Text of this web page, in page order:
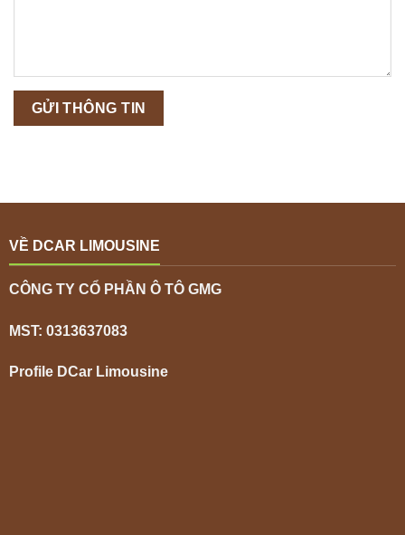
VỀ DCAR LIMOUSINE
CÔNG TY CỔ PHẦN Ô TÔ GMG
MST: 0313637083
Profile DCar Limousine